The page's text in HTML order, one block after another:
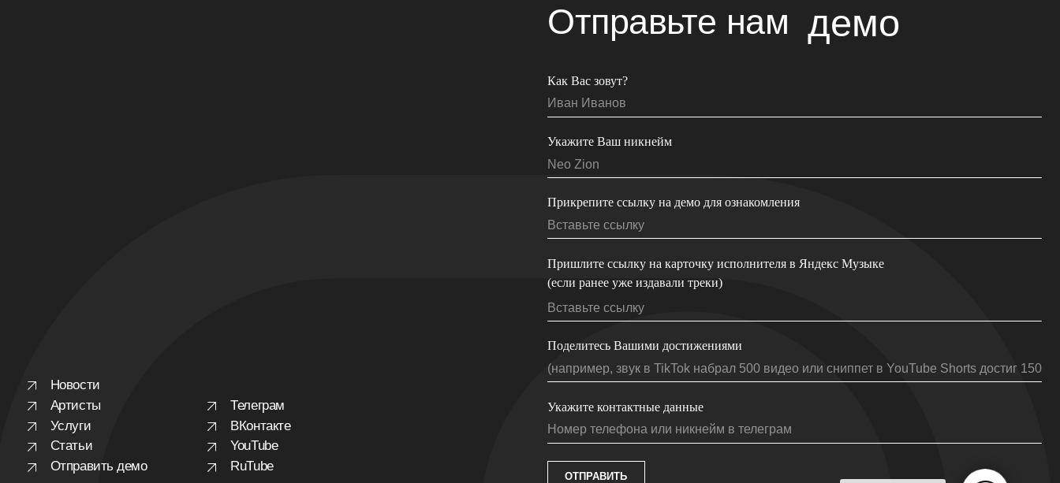
Укажите Ваш никнейм
Прикрепите ссылку на демо для ознакомления
Пришлите ссылку на карточку исполнителя в Яндекс Музыке
Поделитесь Вашими достижениями
Укажите контактные данные